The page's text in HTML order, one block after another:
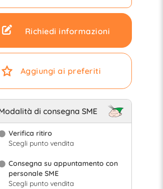
Richiedi informazioni
Aggiungi ai preferiti
di consegna SME
Verifica ritiro
Scegli punto vendita
Consegna su appuntamento con
personale SME
Scegli punto vendita